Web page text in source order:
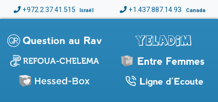
+972.2.37.41.515 Israël +1.437.887.14.93 Canada